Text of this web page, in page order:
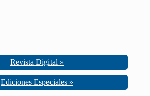
Revista Digital »
Ediciones Especiales »